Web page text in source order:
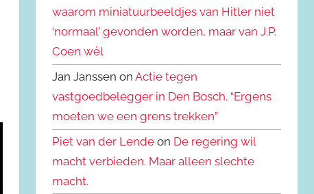
waarom miniatuurbeeldjes van Hitler niet
‘normaal’ gevonden worden, maar van J.P.
Coen wèl
Jan Janssen onActie tegen
vastgoedbelegger in Den Bosch. “Ergens
moeten we een grens trekken”
Piet van der Lende on De regering wil
macht verbieden. Maar alleen slechte
macht.